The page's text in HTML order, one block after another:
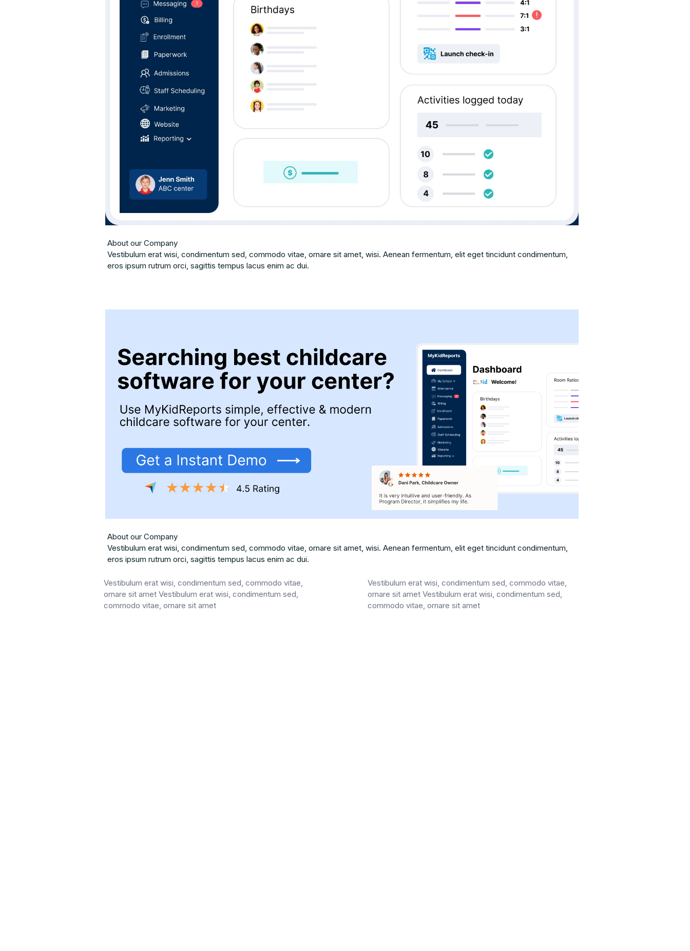
About our Company
Vestibulum erat wisi, condimentum sed, commodo vitae, ornare sit amet, wisi. Aenean fermentum, elit eget tincidunt condimentum,
eros ipsum rutrum orci, sagittis tempus lacus enim ac dui.
About our Company
Vestibulum erat wisi, condimentum sed, commodo vitae, ornare sit amet, wisi. Aenean fermentum, elit eget tincidunt condimentum,
eros ipsum rutrum orci, sagittis tempus lacus enim ac dui.
Vestibulum erat wisi, condimentum sed, commodo vitae,
ornare sit amet Vestibulum erat wisi, condimentum sed,
commodo vitae, ornare sit amet
Vestibulum erat wisi, condimentum sed, commodo vitae,
ornare sit amet Vestibulum erat wisi, condimentum sed,
commodo vitae, ornare sit amet